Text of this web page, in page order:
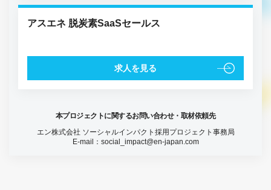
アスエネ 脱炭素SaaSセールス
求人を見る
本プロジェクトに関するお問い合わせ・取材依頼先
エン株式会社 ソーシャルインパクト採用プロジェクト事務局
E-mail： social_impact@en-japan.com